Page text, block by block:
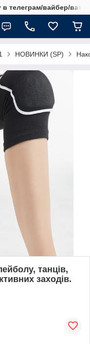
в телеграм/вайбер/
НОВИНКИ (SP)
танців,
заходів.